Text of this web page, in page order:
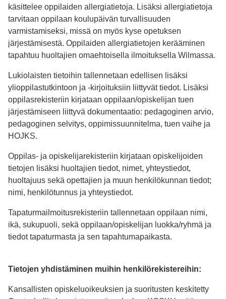
käsittelee oppilaiden allergiatietoja. Lisäksi allergiatietoja
tarvitaan oppilaan koulupäivän turvallisuuden
varmistamiseksi, missä on myös kyse opetuksen
järjestämisestä. Oppilaiden allergiatietojen kerääminen
tapahtuu huoltajien omaehtoisella ilmoituksella Wilmassa.
Lukiolaisten tietoihin tallennetaan edellisen lisäksi
ylioppilastutkintoon ja -kirjoituksiin liittyvät tiedot. Lisäksi
oppilasrekisteriin kirjataan oppilaan/opiskelijan tuen
järjestämiseen liittyvä dokumentaatio: pedagoginen arvio,
pedagoginen selvitys, oppimissuunnitelma, tuen vaihe ja
HOJKS.
Oppilas- ja opiskelijarekisteriin kirjataan opiskelijoiden
tietojen lisäksi huoltajien tiedot, nimet, yhteystiedot,
huoltajuus sekä opettajien ja muun henkilökunnan tiedot;
nimi, henkilötunnus ja yhteystiedot.
Tapaturmailmoitusrekisteriin tallennetaan oppilaan nimi,
ikä, sukupuoli, sekä oppilaan/opiskelijan luokka/ryhmä ja
tiedot tapaturmasta ja sen tapahtumapaikasta.
Tietojen yhdistäminen muihin henkilörekistereihin:
Kansallisten opiskeluoikeuksien ja suoritusten keskitetty